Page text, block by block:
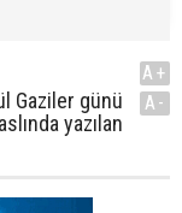
Gaziler günü
yazılan
A+
A-